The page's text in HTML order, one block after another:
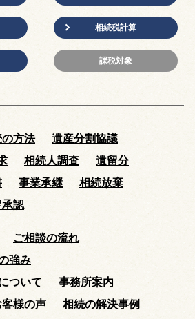
相続税計算
課税対象
方法
遺産分割協議
相続人調査
遺留分
事業承継
相続放棄
承認
ご相談の流れ
強み
ついて
事務所案内
客様の声
相続の解決事例